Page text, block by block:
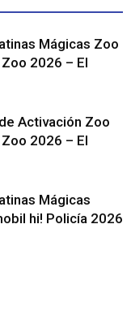
Mágicas Zoo
2026 – El
Activación Zoo
2026 – El
Mágicas
hi! Policía 2026